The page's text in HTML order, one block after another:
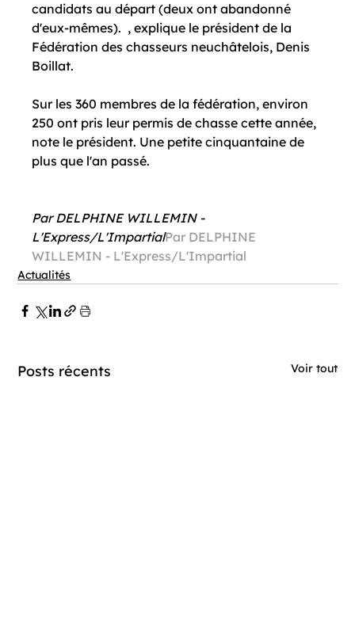
candidats au départ (deux ont abandonné
d'eux-mêmes). , explique le président de la
Fédération des chasseurs neuchâtelois, Denis
Boillat.
Sur les 360 membres de la fédération, environ
250 ont pris leur permis de chasse cette année,
note le président. Une petite cinquantaine de
plus que l'an passé.
Par DELPHINE WILLEMIN -
L'Express/L'ImpartialPar DELPHINE
WILLEMIN - L'Express/L'Impartial
Actualités
Posts récents Voir tout